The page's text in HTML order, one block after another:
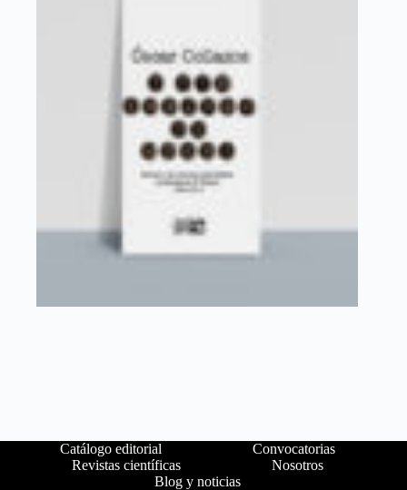
Catálogo editorial
Convocatorias
Revistas científicas
Nosotros
Blog y noticias